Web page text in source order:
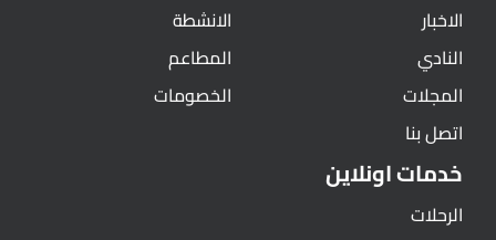
الاخبار
النادي
المجلات
اتصل بنا
الانشطة
المطاعم
الخصومات
خدمات اونلاين
الرحلات